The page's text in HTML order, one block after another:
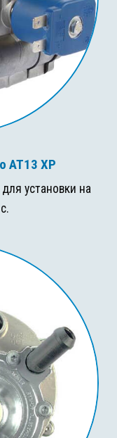
AT13 XP
установки на